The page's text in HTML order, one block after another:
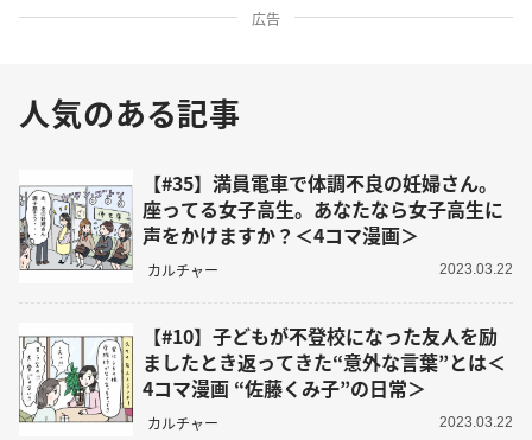
広告
人気のある記事
【#35】満員電車で体調不良の妊婦さん。
座ってる女子高生。あなたなら女子高生に
声をかけますか？＜4コマ漫画＞
カルチャー 2023.03.22
【#10】子どもが不登校になった友人を励
ましたとき返ってきた“意外な言葉”とは＜
4コマ漫画 “佐藤くみ子”の日常＞
カルチャー 2023.03.22